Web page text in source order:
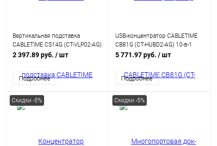
Вертикальная подставка
CABLETIME CS14G (CT-VLP02-AG)
для ноутбука, серый
2 397.89 руб. / шт
Подробнее
USB-концентратор CABLETIME
CB81G (CT-HUBD2-AG) 10-в-1
USB-C HUB, 4K@60Hz, серия
5 771.97 руб. / шт
Подробнее
Скидки -5% Скидки -5%